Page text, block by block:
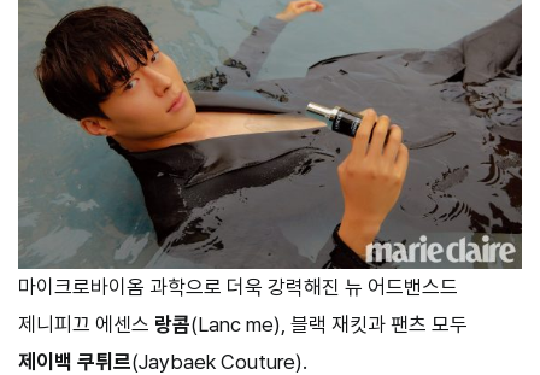
마이크로바이옴 과학으로 더욱 강력해진 뉴 어드밴스드
제니피끄 에센스 랑콤(Lanc me), 블랙 재킷과 팬츠 모두
제이백 쿠튀르(Jaybaek Couture).